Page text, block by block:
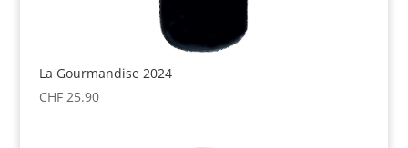
La Gourmandise 2024
CHF25.90